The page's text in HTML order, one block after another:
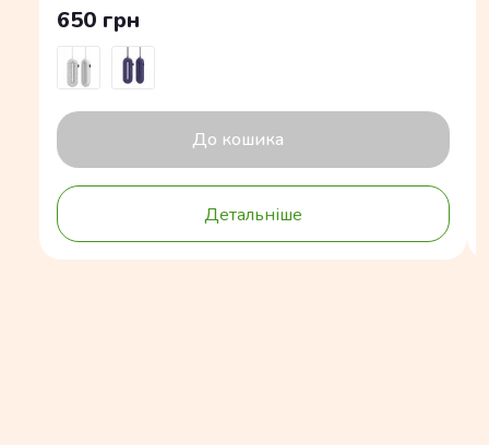
650 грн
До кошика
Детальніше